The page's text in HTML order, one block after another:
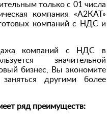
только с 01 числа
компания «А2КАТ»
компаний с НДС и
компаний с НДС в
значительной
бизнес, Вы экономите
другими более
ряд преимуществ: